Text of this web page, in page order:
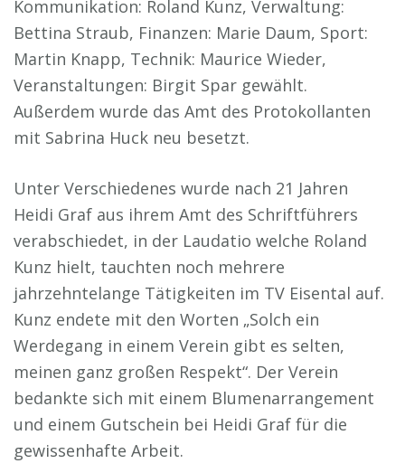
Kommunikation: Roland Kunz, Verwaltung:
Bettina Straub, Finanzen: Marie Daum, Sport:
Martin Knapp, Technik: Maurice Wieder,
Veranstaltungen: Birgit Spar gewählt.
Außerdem wurde das Amt des Protokollanten
mit Sabrina Huck neu besetzt.
Unter Verschiedenes wurde nach 21 Jahren
Heidi Graf aus ihrem Amt des Schriftführers
verabschiedet, in der Laudatio welche Roland
Kunz hielt, tauchten noch mehrere
jahrzehntelange Tätigkeiten im TV Eisental auf.
Kunz endete mit den Worten „Solch ein
Werdegang in einem Verein gibt es selten,
meinen ganz großen Respekt“. Der Verein
bedankte sich mit einem Blumenarrangement
und einem Gutschein bei Heidi Graf für die
gewissenhafte Arbeit.